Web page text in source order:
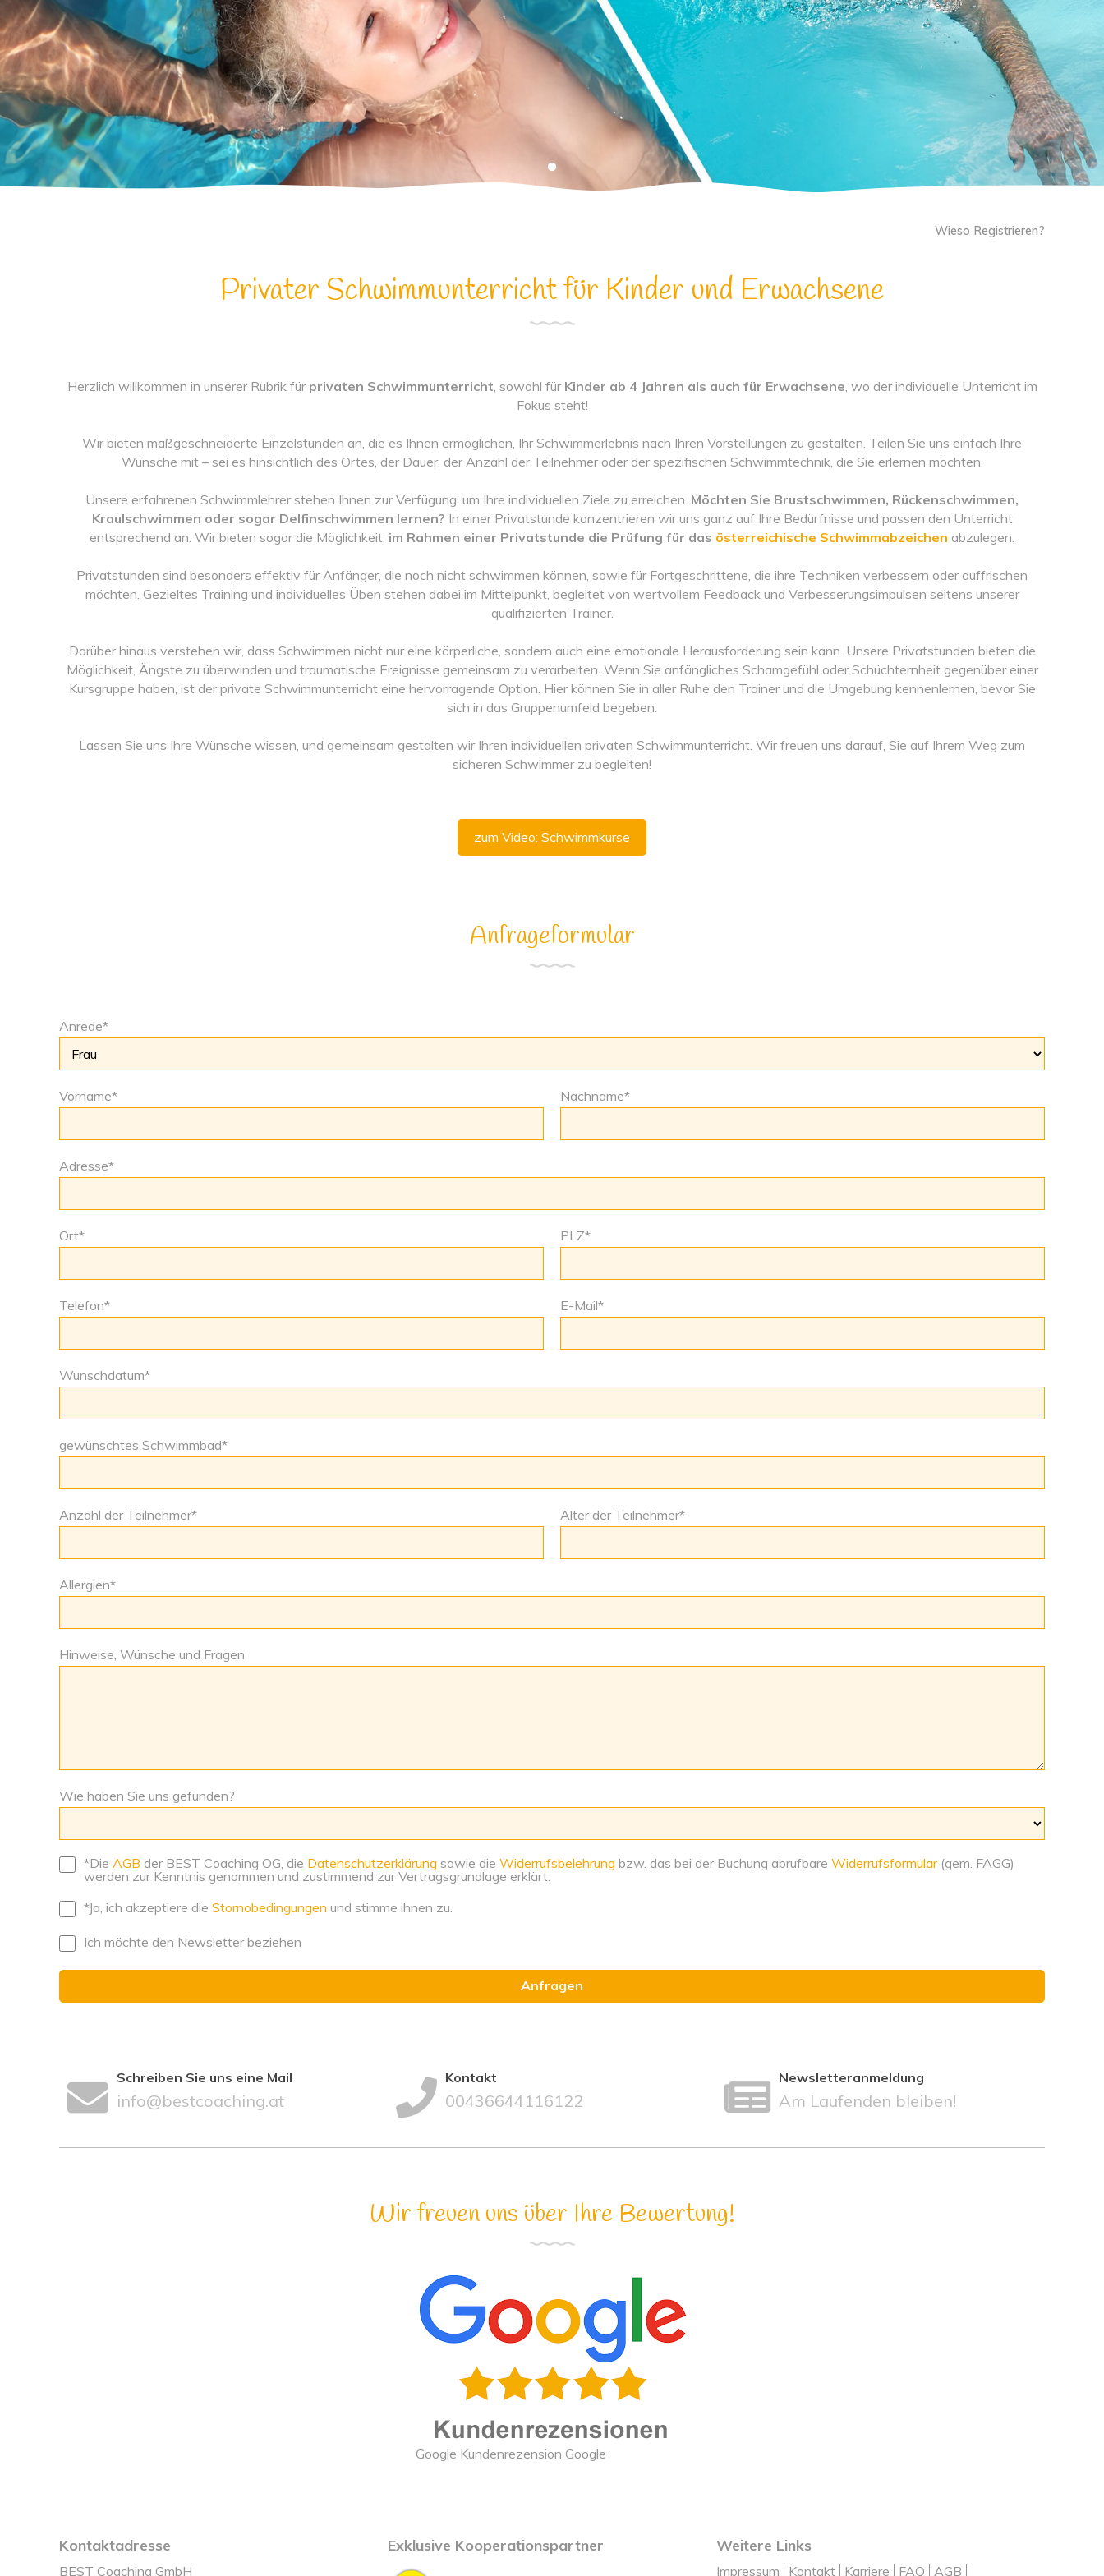
Wieso Registrieren?
Privater Schwimmunterricht für Kinder und Erwachsene
Herzlich willkommen in unserer Rubrik für privaten Schwimmunterricht , sowohl für Kinder ab 4 Jahren als auch für Erwachsene , wo der individuelle Unterricht im
Fokus steht!
Wir bieten maßgeschneiderte Einzelstunden an, die es Ihnen ermöglichen, Ihr Schwimmerlebnis nach Ihren Vorstellungen zu gestalten. Teilen Sie uns einfach Ihre
Wünsche mit – sei es hinsichtlich des Ortes, der Dauer, der Anzahl der Teilnehmer oder der spezifischen Schwimmtechnik, die Sie erlernen möchten.
Unsere erfahrenen Schwimmlehrer stehen Ihnen zur Verfügung, um Ihre individuellen Ziele zu erreichen. Möchten Sie Brustschwimmen, Rückenschwimmen,
Kraulschwimmen oder sogar Delfinschwimmen lernen? In einer Privatstunde konzentrieren wir uns ganz auf Ihre Bedürfnisse und passen den Unterricht
entsprechend an. Wir bieten sogar die Möglichkeit, im Rahmen einer Privatstunde die Prüfung für das österreichische Schwimmabzeichen abzulegen.
Privatstunden sind besonders effektiv für Anfänger, die noch nicht schwimmen können, sowie für Fortgeschrittene, die ihre Techniken verbessern oder auffrischen
möchten. Gezieltes Training und individuelles Üben stehen dabei im Mittelpunkt, begleitet von wertvollem Feedback und Verbesserungsimpulsen seitens unserer
qualifizierten Trainer.
Darüber hinaus verstehen wir, dass Schwimmen nicht nur eine körperliche, sondern auch eine emotionale Herausforderung sein kann. Unsere Privatstunden bieten die
Möglichkeit, Ängste zu überwinden und traumatische Ereignisse gemeinsam zu verarbeiten. Wenn Sie anfängliches Schamgefühl oder Schüchternheit gegenüber einer
Kursgruppe haben, ist der private Schwimmunterricht eine hervorragende Option. Hier können Sie in aller Ruhe den Trainer und die Umgebung kennenlernen, bevor Sie
sich in das Gruppenumfeld begeben.
Lassen Sie uns Ihre Wünsche wissen, und gemeinsam gestalten wir Ihren individuellen privaten Schwimmunterricht. Wir freuen uns darauf, Sie auf Ihrem Weg zum
sicheren Schwimmer zu begleiten!
zum Video: Schwimmkurse
Anfrageformular
Anrede*
Vorname* Nachname*
Adresse*
Ort* PLZ*
Telefon* E-Mail*
Wunschdatum*
gewünschtes Schwimmbad*
Anzahl der Teilnehmer* Alter der Teilnehmer*
Allergien*
Hinweise, Wünsche und Fragen
Wie haben Sie uns gefunden?
*Die AGB der BEST Coaching OG, die Datenschutzerklärung sowie die Widerrufsbelehrung bzw. das bei der Buchung abrufbare Widerrufsformular(gem. FAGG)
werden zur Kenntnis genommen und zustimmend zur Vertragsgrundlage erklärt.
*Ja, ich akzeptiere die Stornobedingungen und stimme ihnen zu.
Ich möchte den Newsletter beziehen
Schreiben Sie uns eine Mail
info@bestcoaching.at
Kontakt
00436644116122
Newsletteranmeldung
Am Laufenden bleiben!
Wir freuen uns über Ihre Bewertung!
Google Kundenrezension Google
Kontaktadresse
BEST Coaching GmbH
Exklusive Kooperationspartner Weitere Links
Impressum Kontakt Karriere FAQ AGB